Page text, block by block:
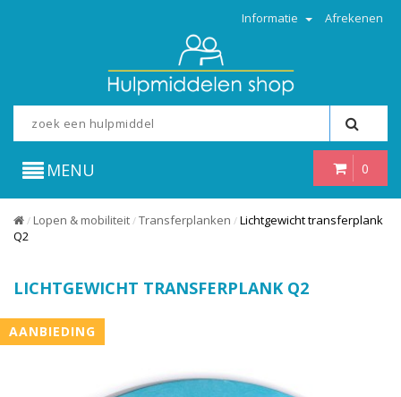
Informatie Afrekenen
0
MENU
/ Lopen & mobiliteit / Transferplanken / Lichtgewicht transferplank
Q2
LICHTGEWICHT TRANSFERPLANK Q2
AANBIEDING